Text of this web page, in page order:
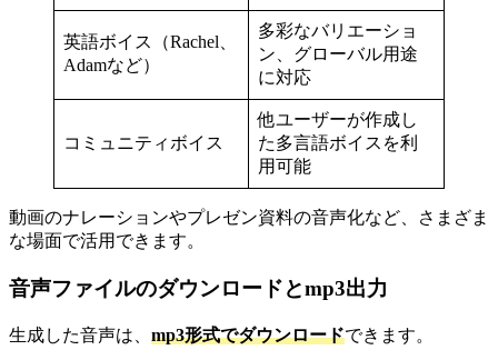
英語ボイス（Rachel、
Adamなど）
多彩なバリエーショ
ン、グローバル用途
に対応
コミュニティボイス
他ユーザーが作成し
た多言語ボイスを利
用可能
動画のナレーションやプレゼン資料の音声化など、さまざま
な場面で活用できます。
音声ファイルのダウンロードとmp3出力
生成した音声は、 mp3形式でダウンロードできます。